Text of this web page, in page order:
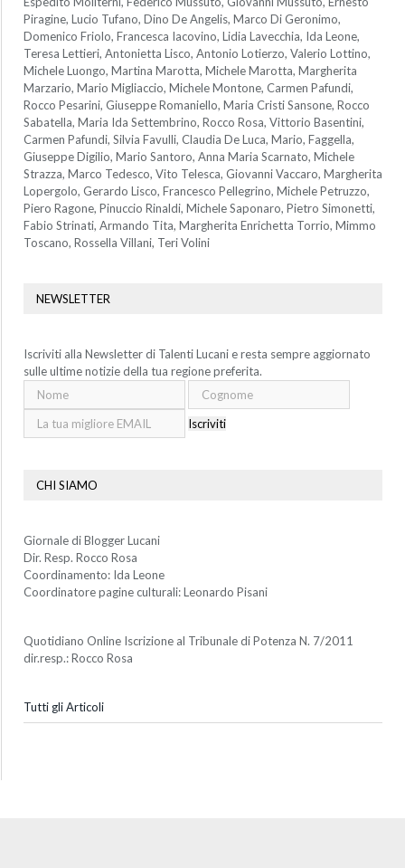
Piragine, Lucio Tufano, Dino De Angelis, Marco Di Geronimo,
Domenico Friolo, Francesca Iacovino, Lidia Lavecchia, Ida Leone,
Teresa Lettieri, Antonietta Lisco, Antonio Lotierzo, Valerio Lottino,
Michele Luongo, Martina Marotta, Michele Marotta, Margherita
Marzario, Mario Migliaccio, Michele Montone, Carmen Pafundi,
Rocco Pesarini, Giuseppe Romaniello, Maria Cristi Sansone, Rocco
Sabatella, Maria Ida Settembrino, Rocco Rosa, Vittorio Basentini,
Carmen Pafundi, Silvia Favulli, Claudia De Luca, Mario, Faggella,
Giuseppe Digilio, Mario Santoro, Anna Maria Scarnato, Michele
Strazza, Marco Tedesco, Vito Telesca, Giovanni Vaccaro, Margherita
Lopergolo, Gerardo Lisco, Francesco Pellegrino, Michele Petruzzo,
Piero Ragone, Pinuccio Rinaldi, Michele Saponaro, Pietro Simonetti,
Fabio Strinati, Armando Tita, Margherita Enrichetta Torrio, Mimmo
Toscano, Rossella Villani, Teri Volini
NEWSLETTER
Iscriviti alla Newsletter di Talenti Lucani e resta sempre aggiornato
sulle ultime notizie della tua regione preferita.
Iscriviti
CHI SIAMO
Giornale di Blogger Lucani
Dir. Resp. Rocco Rosa
Coordinamento: Ida Leone
Coordinatore pagine culturali: Leonardo Pisani
Quotidiano Online Iscrizione al Tribunale di Potenza N. 7/2011
dir.resp.: Rocco Rosa
Tutti gli Articoli